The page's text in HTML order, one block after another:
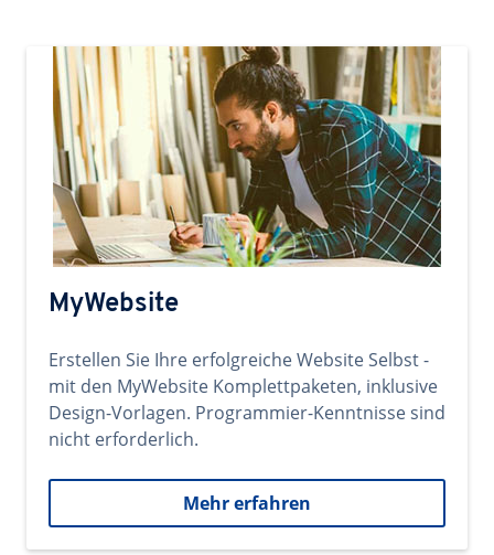
MyWebsite
Erstellen Sie Ihre erfolgreiche Website Selbst -
mit den MyWebsite Komplettpaketen, inklusive
Design-Vorlagen. Programmier-Kenntnisse sind
nicht erforderlich.
Mehr erfahren